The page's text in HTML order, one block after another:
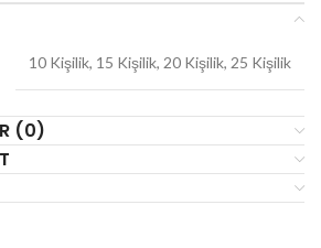
10 Kişilik, 15 Kişilik, 20 Kişilik, 25 Kişilik
(0)